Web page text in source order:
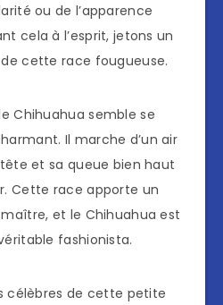
ou de l’apparence
cela à l’esprit, jetons un
cette race fougueuse.
Chihuahua semble se
Il marche d’un air
et sa queue bien haut
Cette race apporte un
et le Chihuahua est
fashionista.
célèbres de cette petite